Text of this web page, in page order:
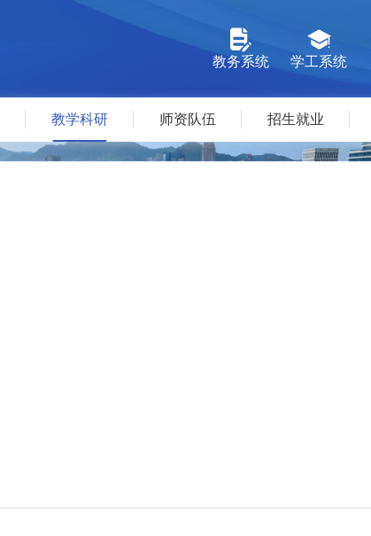
教务系统 学工系统
教学科研 师资队伍 招生就业